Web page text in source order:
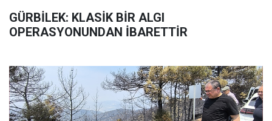
GÜRBİLEK: KLASİK BİR ALGI
OPERASYONUNDAN İBARETTİR